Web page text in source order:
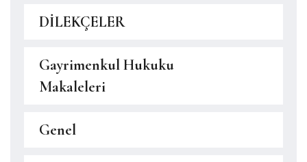
DİLEKÇELER
Gayrimenkul Hukuku
Makaleleri
Genel